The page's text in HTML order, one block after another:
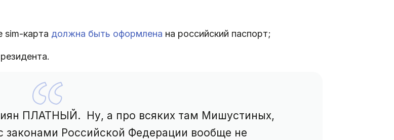
sim-карта должна быть оформлена на российский паспорт;
ПЛАТНЫЙ. Ну, а про всяких там Мишустиных,
законами Российской Федерации вообще не